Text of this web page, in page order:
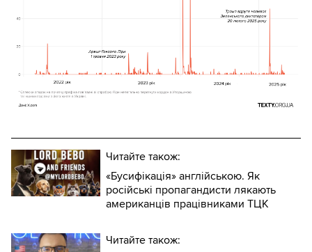
Читайте також:
«Бусифікація» англійською. Як
російські пропагандисти лякають
американців працівниками ТЦК
Читайте також: